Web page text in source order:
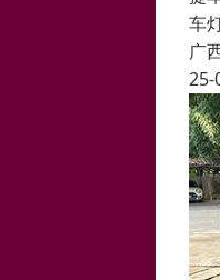
车
广
25-